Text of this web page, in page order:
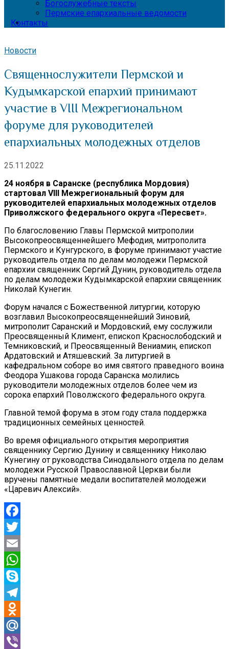
Богослужебные тексты
Пермские епархиальные ведомости
Контакты
Новости
Священнослужители Пермской и
Кудымкарской епархий принимают
участие в VIII Межрегиональном
форуме для руководителей
епархиальных молодежных отделов
25.11.2022
24 ноября в Саранске (республика Мордовия)
стартовал VIII Межрегиональный форум для
руководителей епархиальных молодежных отделов
Приволжского федерального округа «Пересвет».
По благословению Главы Пермской митрополии
Высокопреосвященнейшего Мефодия, митрополита
Пермского и Кунгурского, в форуме принимают участие
руководитель отдела по делам молодежи Пермской
епархии священник Сергий Дунин, руководитель отдела
по делам молодежи Кудымкарской епархии священник
Николай Кунегин.
Форум начался с Божественной литургии, которую
возглавил Высокопреосвященнейший Зиновий,
митрополит Саранский и Мордовский, ему сослужили
Преосвященный Климент, епископ Краснослободский и
Темниковский, и Преосвященный Вениамин, епископ
Ардатовский и Атяшевский. За литургией в
кафедральном соборе во имя святого праведного воина
Феодора Ушакова города Саранска молились
руководители молодежных отделов более чем из
сорока епархий Поволжского федерального округа.
Главной темой форума в этом году стала поддержка
традиционных семейных ценностей.
Во время официального открытия мероприятия
священнику Сергию Дунину и священнику Николаю
Кунегину от руководства Синодального отдела по делам
молодежи Русской Православной Церкви были
вручены памятные медали воспитателей молодежи
«Царевич Алексий».
Facebook
Twitter
Email
WhatsApp
Skype
Telegram
Odnoklassniki
Mail.Ru